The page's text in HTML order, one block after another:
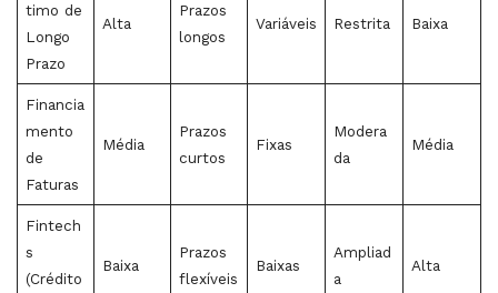
timo de
Longo
Prazo
Alta
Prazos
longos
Variáveis Restrita Baixa
Financia
mento
de
Faturas
Média
Prazos
curtos
Fixas
Modera
da
Média
Fintech
s
(Crédito
Baixa
Prazos
flexíveis
Baixas
Ampliad
a
Alta